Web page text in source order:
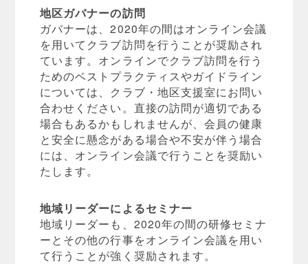
地区ガバナーの訪問
ガバナーは、2020年の間はオンライン会議
を用いてクラブ訪問を行うことが奨励され
ています。オンラインでクラブ訪問を行う
ためのベストプラクティスやガイドライン
については、クラブ・地区支援室にお問い
合わせください。直接の訪問が適切である
場合もあるかもしれませんが、会員の健康
と安全に懸念がある場合や不安が伴う場合
には、オンライン会議で行うことを奨励い
たします。
地域リーダーによるセミナー
地域リーダーも、2020年の間の研修セミナ
ーとその他の行事をオンライン会議を用い
て行うことが強く奨励されます。